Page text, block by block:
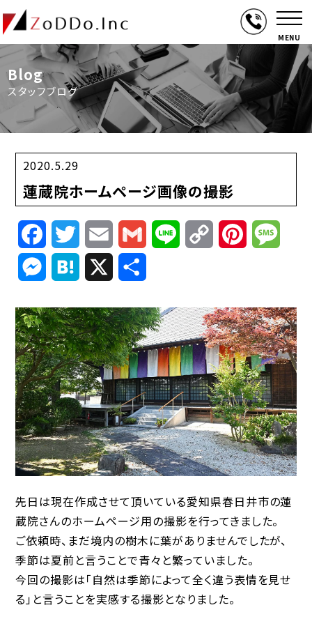
MENU
Blog
スタッフブログ
2020.5.29
蓮蔵院ホームページ画像の撮影
FacebookTwitterEmail Gmail Line
Copy
Link
Pinterest
Messenger
Hatena
先日は現在作成させて頂いている愛知県春日井市の蓮
蔵院さんのホームページ用の撮影を行ってきました。
ご依頼時、まだ境内の樹木に葉がありませんでしたが、
季節は夏前と言うことで青々と繁っていました。
今回の撮影は「自然は季節によって全く違う表情を見せ
る」と言うことを実感する撮影となりました。